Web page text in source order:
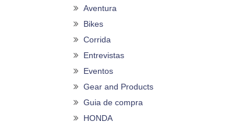
Aventura
Bikes
Corrida
Entrevistas
Eventos
Gear and Products
Guia de compra
HONDA